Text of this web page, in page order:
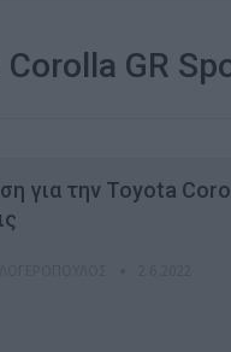
GR
για την Toyota